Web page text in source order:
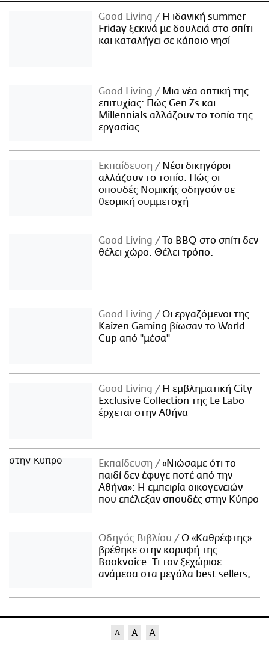
Good Living
Η ιδανική summer
Friday ξεκινά με δουλειά στο σπίτι
και καταλήγει σε κάποιο νησί
Good Living
Μια νέα οπτική της
επιτυχίας: Πώς Gen Zs και
Millennials αλλάζουν το τοπίο της
εργασίας
Εκπαίδευση
Νέοι δικηγόροι
αλλάζουν το τοπίο: Πώς οι
σπουδές Νομικής οδηγούν σε
θεσμική συμμετοχή
Good Living
Το BBQ στο σπίτι δεν
θέλει χώρο. Θέλει τρόπο.
Good Living
Οι εργαζόμενοι της
Kaizen Gaming βίωσαν το World
Cup από "μέσα"
Good Living
Η εμβληματική City
Exclusive Collection της Le Labo
έρχεται στην Αθήνα
Εκπαίδευση
«Νιώσαμε ότι το
παιδί δεν έφυγε ποτέ από την
Αθήνα»: Η εμπειρία οικογενειών
που επέλεξαν σπουδές στην Κύπρο
Οδηγός Βιβλίου
Ο «Καθρέφτης»
βρέθηκε στην κορυφή της
Bookvoice. Τι τον ξεχώρισε
ανάμεσα στα μεγάλα best sellers;